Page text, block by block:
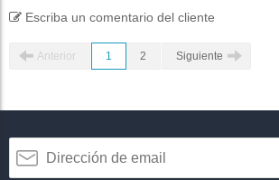
Escriba un comentario del cliente
Anterior 1 2 Siguiente